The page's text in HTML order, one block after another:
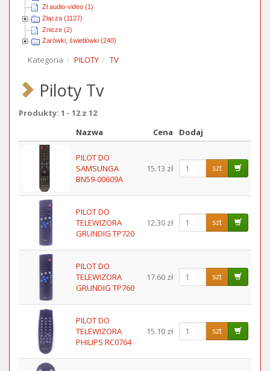
Zł audio-video (1)
Złącza (1127)
Znicze (2)
Żarówki, świetlówki (240)
Kategoria PILOTY TV
Piloty Tv
Produkty: 1 - 12 z 12
Obraz
Nazwa Cena Dodaj
PILOT DO
SAMSUNGA
BN59-00609A
15.13 zł szt
PILOT DO
TELEWIZORA
GRUNDIG TP720
12.30 zł szt
PILOT DO
TELEWIZORA
GRUNDIG TP760
17.60 zł szt
PILOT DO
TELEWIZORA
PHILIPS RC0764
15.10 zł szt